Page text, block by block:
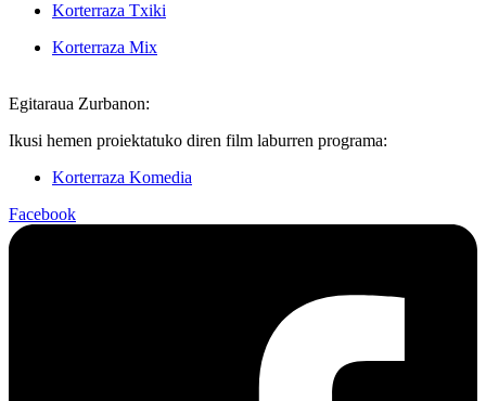
Korterraza Txiki
Korterraza Mix
Egitaraua Zurbanon:
Ikusi hemen proiektatuko diren film laburren programa:
Korterraza Komedia
Facebook